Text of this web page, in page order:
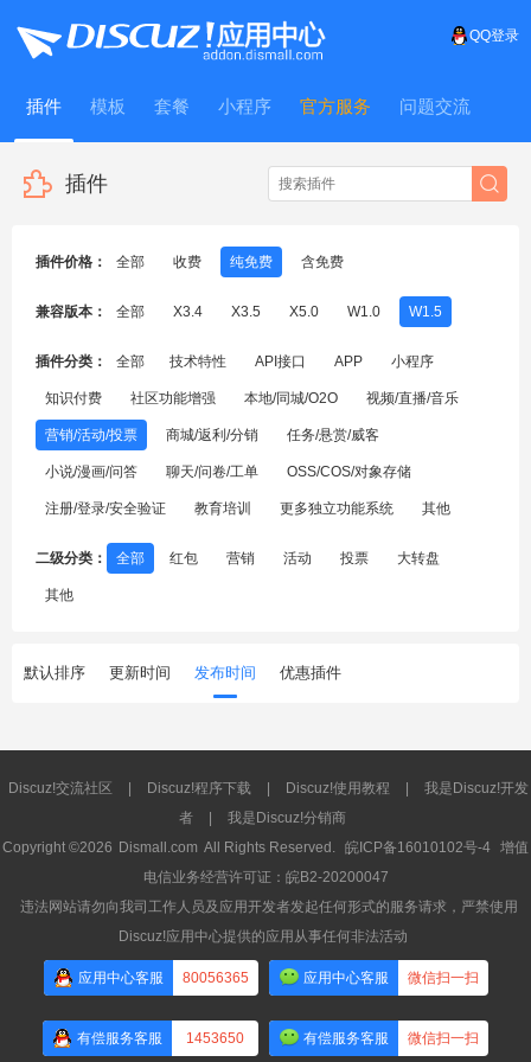
QQ登录
插件 模板 套餐 小程序 官方服务 问题交流
WitFrame
插件
插件价格： 全部 收费 纯免费 含免费
兼容版本： 全部 X3.4 X3.5 X5.0 W1.0 W1.5
插件分类： 全部 技术特性 API接口 APP 小程序
知识付费 社区功能增强 本地/同城/O2O 视频/直播/音乐
营销/活动/投票 商城/返利/分销 任务/悬赏/威客
小说/漫画/问答 聊天/问卷/工单 OSS/COS/对象存储
注册/登录/安全验证 教育培训 更多独立功能系统 其他
二级分类： 全部 红包 营销 活动 投票 大转盘
其他
默认排序 更新时间 发布时间 优惠插件
Discuz!交流社区 Discuz!程序下载 Discuz!使用教程
我是Discuz!开发
者
我是Discuz!分销商
Copyright ©2026 Dismall.com All Rights Reserved. 皖ICP备16010102号-4 增值
电信业务经营许可证：皖B2-20200047
违法网站请勿向我司工作人员及应用开发者发起任何形式的服务请求，严禁使用
Discuz!应用中心提供的应用从事任何非法活动
应用中心客服 80056365 应用中心客服 微信扫一扫
有偿服务客服 1453650 有偿服务客服 微信扫一扫